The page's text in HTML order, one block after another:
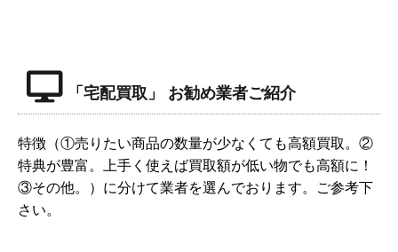
「宅配買取」 お勧め業者ご紹介
特徴（①売りたい商品の数量が少なくても高額買取。②
特典が豊富。上手く使えば買取額が低い物でも高額に！
③その他。）に分けて業者を選んでおります。ご参考下
さい。